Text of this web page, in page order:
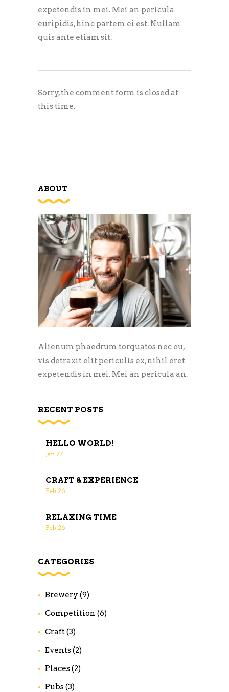
expetendis in mei. Mei an pericula
euripidis, hinc partem ei est. Nullam
quis ante etiam sit.
Sorry, the comment form is closed at
this time.
ABOUT
Alienum phaedrum torquatos nec eu,
vis detraxit elit periculis ex, nihil eret
expetendis in mei. Mei an pericula an.
RECENT POSTS
HELLO WORLD!
Jan 27
CRAFT & EXPERIENCE
Feb 26
RELAXING TIME
Feb 26
CATEGORIES
Brewery (9)
Competition (6)
Craft(3)
Events(2)
Places(2)
Pubs(3)